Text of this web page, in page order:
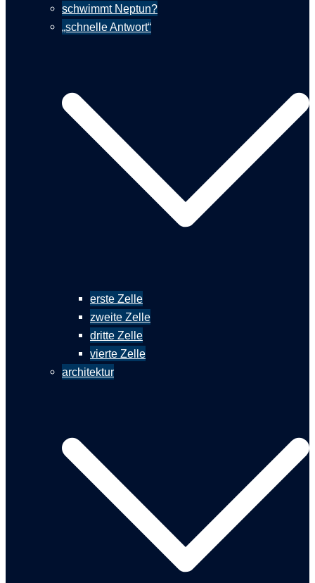
schwimmt Neptun?
„schnelle Antwort“
erste Zelle
zweite Zelle
dritte Zelle
vierte Zelle
architektur